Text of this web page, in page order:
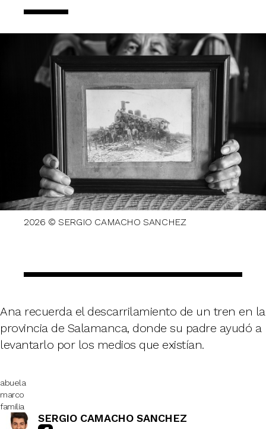
2026 © SERGIO CAMACHO SANCHEZ
Ana recuerda el descarrilamiento de un tren en la
provincia de Salamanca, donde su padre ayudó a
levantarlo por los medios que existían.
abuela
marco
familia
SERGIO CAMACHO SANCHEZ